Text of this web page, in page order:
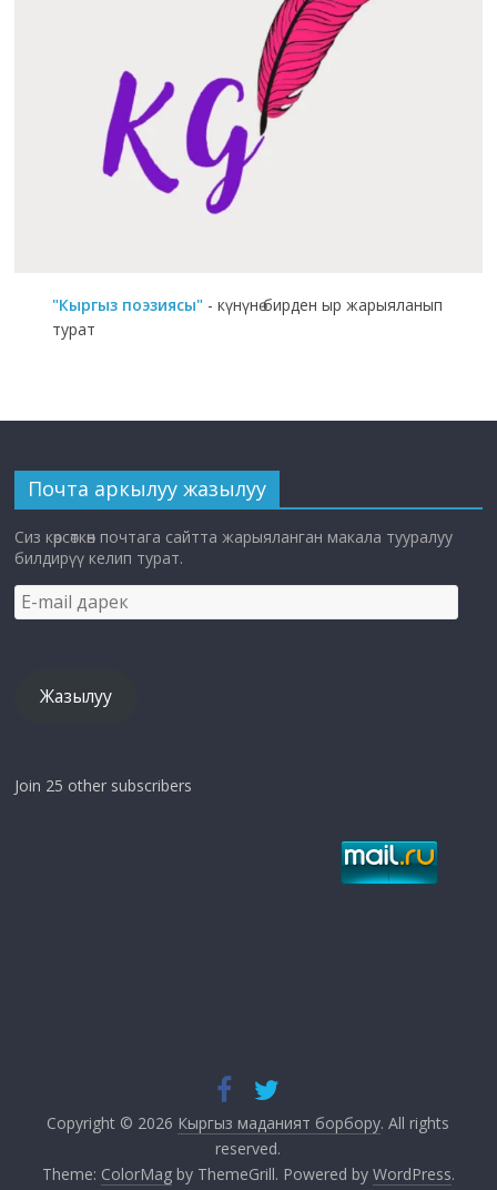
"Кыргыз поэзиясы" - күнүнө бирден ыр жарыяланып
турат
Почта аркылуу жазылуу
Сиз көрсөткөн почтага сайтта жарыяланган макала тууралуу
билдирүү келип турат.
E-
mail
Жазылуу
Join 25 other subscribers
Copyright © 2026 Кыргыз маданият борбору. All rights
reserved.
Theme: ColorMagby ThemeGrill. Powered by WordPress.